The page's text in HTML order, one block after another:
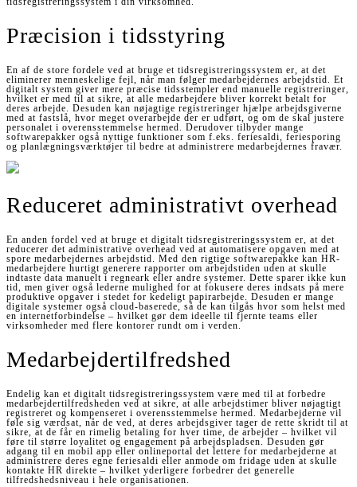
Præcision i tidsstyring
En af de store fordele ved at bruge et tidsregistreringssystem er, at det
eliminerer menneskelige fejl, når man følger medarbejdernes arbejdstid. Et
digitalt system giver mere præcise tidsstempler end manuelle registreringer,
hvilket er med til at sikre, at alle medarbejdere bliver korrekt betalt for
deres arbejde. Desuden kan nøjagtige registreringer hjælpe arbejdsgiverne
med at fastslå, hvor meget overarbejde der er udført, og om de skal justere
personalet i overensstemmelse hermed. Derudover tilbyder mange
softwarepakker også nyttige funktioner som f.eks. feriesaldi, feriesporing
og planlægningsværktøjer til bedre at administrere medarbejdernes fravær.
Reduceret administrativt overhead
En anden fordel ved at bruge et digitalt tidsregistreringssystem er, at det
reducerer det administrative overhead ved at automatisere opgaven med at
spore medarbejdernes arbejdstid. Med den rigtige softwarepakke kan HR-
medarbejdere hurtigt generere rapporter om arbejdstiden uden at skulle
indtaste data manuelt i regneark eller andre systemer. Dette sparer ikke kun
tid, men giver også lederne mulighed for at fokusere deres indsats på mere
produktive opgaver i stedet for kedeligt papirarbejde. Desuden er mange
digitale systemer også cloud-baserede, så de kan tilgås hvor som helst med
en internetforbindelse – hvilket gør dem ideelle til fjernte teams eller
virksomheder med flere kontorer rundt om i verden.
Medarbejdertilfredshed
Endelig kan et digitalt tidsregistreringssystem være med til at forbedre
medarbejdertilfredsheden ved at sikre, at alle arbejdstimer bliver nøjagtigt
registreret og kompenseret i overensstemmelse hermed. Medarbejderne vil
føle sig værdsat, når de ved, at deres arbejdsgiver tager de rette skridt til at
sikre, at de får en rimelig betaling for hver time, de arbejder – hvilket vil
føre til større loyalitet og engagement på arbejdspladsen. Desuden gør
adgang til en mobil app eller onlineportal det lettere for medarbejderne at
administrere deres egne feriesaldi eller anmode om fridage uden at skulle
kontakte HR direkte – hvilket yderligere forbedrer det generelle
tilfredshedsniveau i hele organisationen.